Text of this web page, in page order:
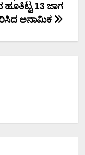
ಹೂತಿಟ್ಟ 13 ಜಾಗ
ಅನಾಮಿಕ